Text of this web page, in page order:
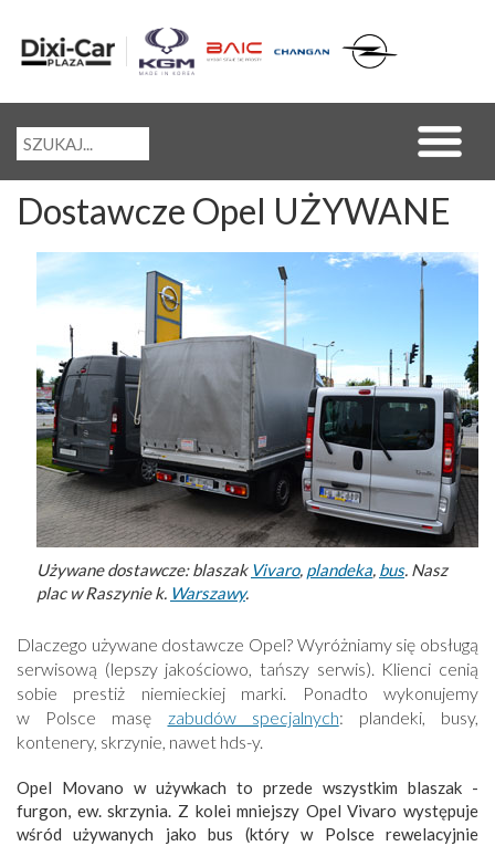
Dostawcze Opel UŻYWANE
Używane dostawcze: blaszak Vivaro, plandeka, bus. Nasz
plac w Raszynie k. Warszawy.
Dlaczego używane dostawcze Opel? Wyróżniamy się obsługą
serwisową (lepszy jakościowo, tańszy serwis). Klienci cenią
sobie prestiż niemieckiej marki. Ponadto wykonujemy
w Polsce masę zabudów specjalnych: plandeki, busy,
kontenery, skrzynie, nawet hds-y.
Opel Movano w używkach to przede wszystkim blaszak -
furgon, ew. skrzynia. Z kolei mniejszy Opel Vivaro występuje
wśród używanych jako bus (który w Polsce rewelacyjnie